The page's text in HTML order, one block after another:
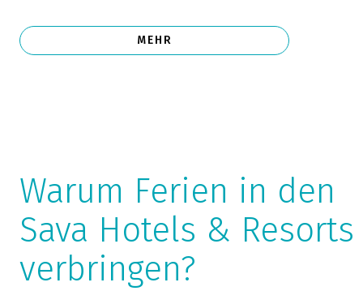
MEHR
Warum Ferien in den
Sava Hotels & Resorts
verbringen?